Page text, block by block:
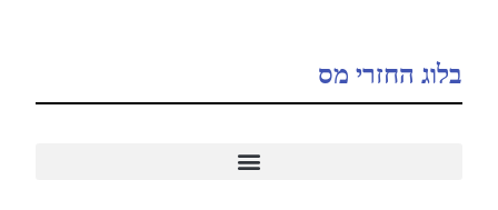
בלוג החזרי מס